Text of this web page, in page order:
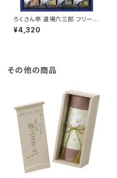
ろくさん亭 道場六三郎 フリーズ
ドライギフト
¥4,320
その他の商品